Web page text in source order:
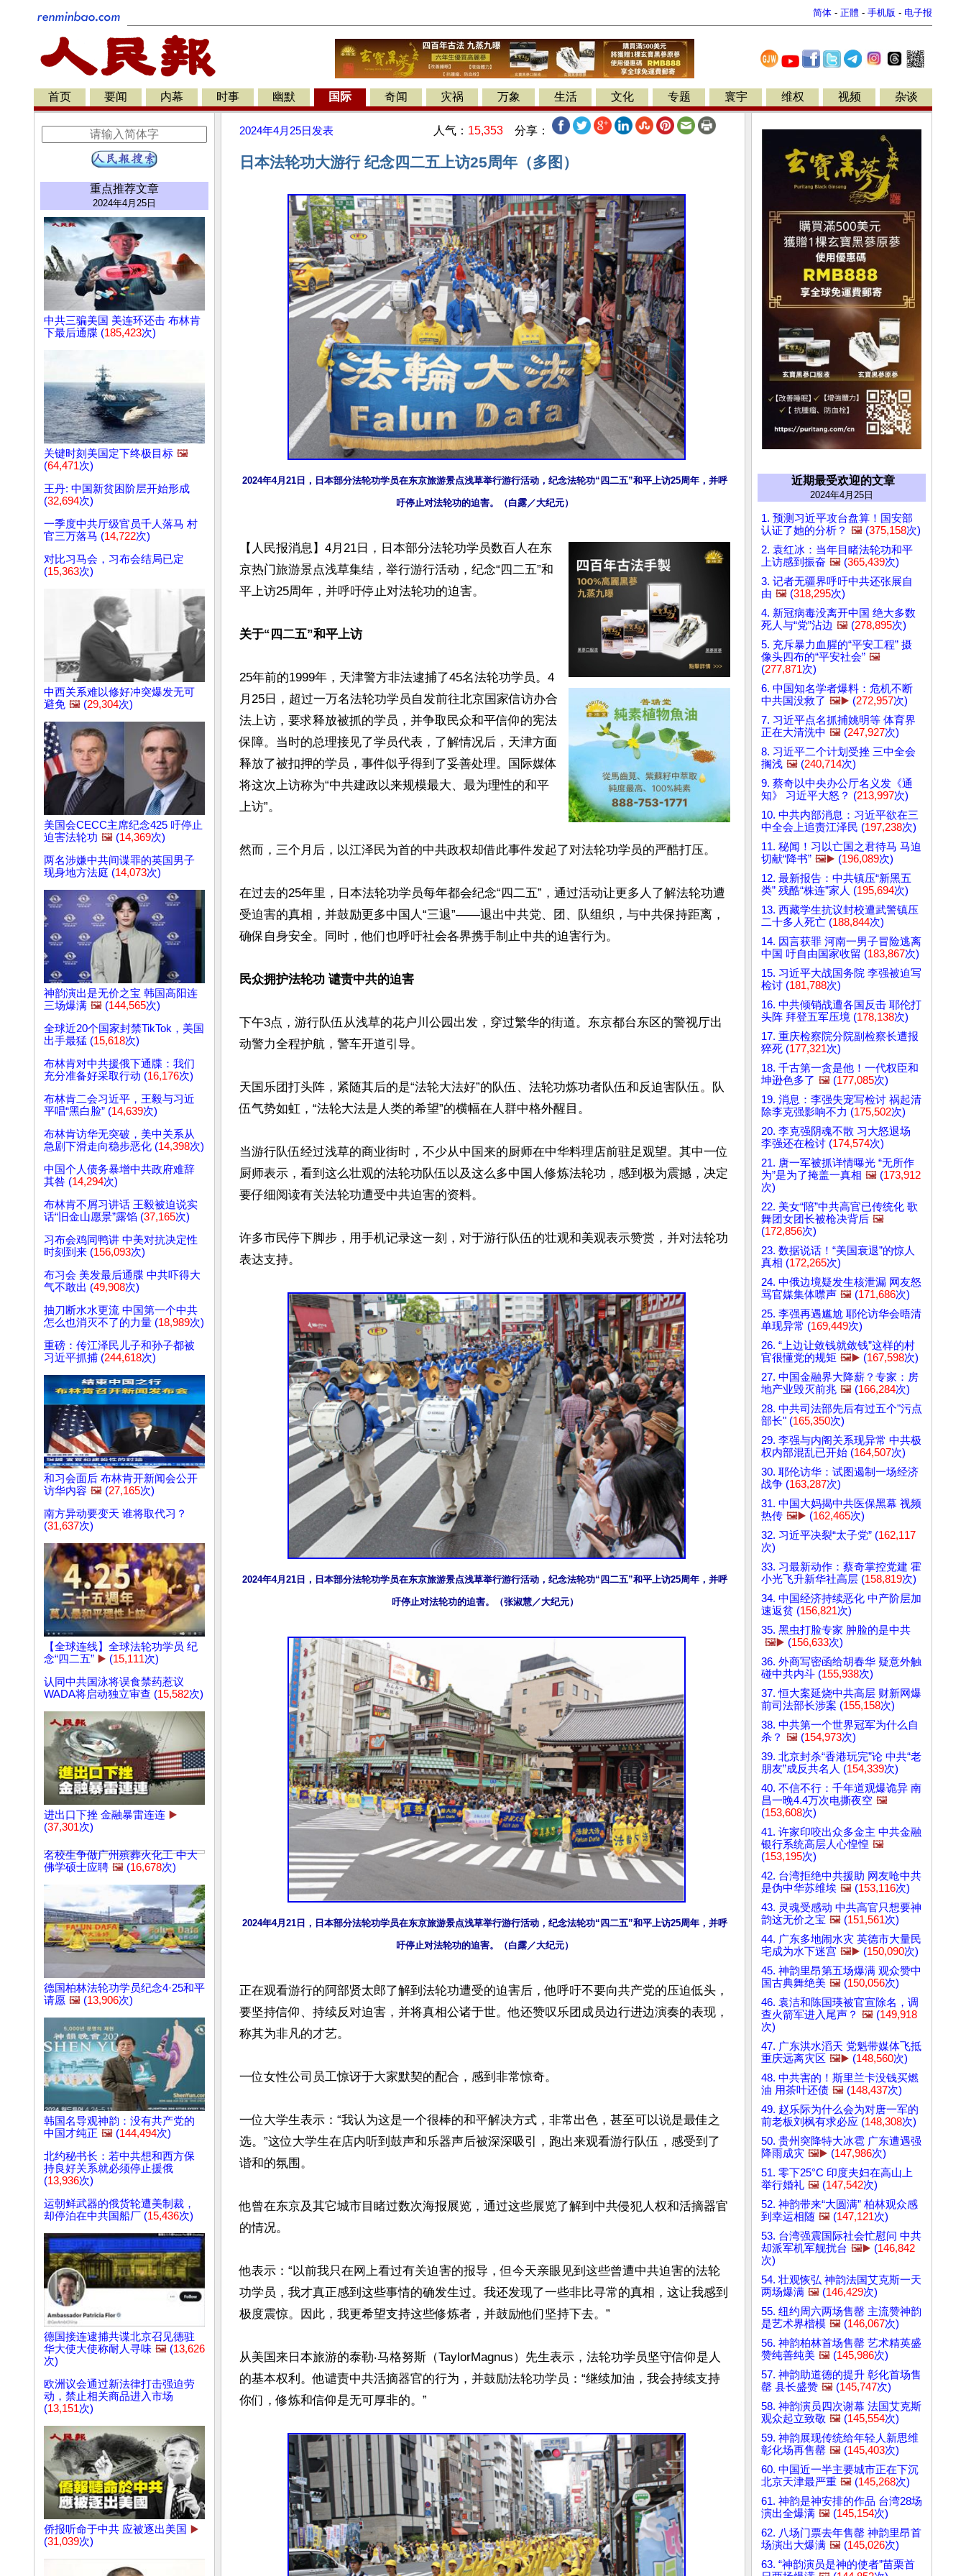
简体 - 正體 - 手机版 - 电子报
首页 要闻 内幕 时事 幽默 国际 奇闻 灾祸 万象 生活 文化 专题 寰宇 维权 视频 杂谈
重点推荐文章
2024年4月25日
中共三骗美国 美连环还击 布林肯
下最后通牒 (185,423次)
关键时刻美国定下终极目标 🖼️
(64,471次)
王丹: 中国新贫困阶层开始形成
(32,694次)
一季度中共厅级官员千人落马 村
官三万落马 (14,722次)
对比习马会，习布会结局已定
(15,363次)
中西关系难以修好冲突爆发无可
避免 🖼️ (29,304次)
美国会CECC主席纪念425 吁停止
迫害法轮功 🖼️ (14,369次)
两名涉嫌中共间谍罪的英国男子
现身地方法庭 (14,073次)
神韵演出是无价之宝 韩国高阳连
三场爆满 🖼️ (144,565次)
全球近20个国家封禁TikTok，美国
出手最猛 (15,618次)
布林肯对中共援俄下通牒：我们
充分准备好采取行动 (16,176次)
布林肯二会习近平，王毅与习近
平唱“黑白脸” (14,639次)
布林肯访华无突破，美中关系从
急剧下滑走向稳步恶化 (14,398次)
中国个人债务暴增中共政府难辞
其咎 (14,294次)
布林肯不屑习讲话 王毅被迫说实
话“旧金山愿景”露馅 (37,165次)
习布会鸡同鸭讲 中美对抗决定性
时刻到来 (156,093次)
布习会 美发最后通牒 中共吓得大
气不敢出 (49,908次)
抽刀断水水更流 中国第一个中共
怎么也消灭不了的力量 (18,989次)
重磅：传江泽民儿子和孙子都被
习近平抓捕 (244,618次)
和习会面后 布林肯开新闻会公开
访华内容 🖼️ (27,165次)
南方异动要变天 谁将取代习？
(31,637次)
【全球连线】全球法轮功学员 纪
念“四二五” ▶️ (15,111次)
认同中共国泳将误食禁药惹议
WADA将启动独立审查 (15,582次)
进出口下挫 金融暴雷连连 ▶️
(37,301次)
名校生争做广州殡葬火化工 中大
佛学硕士应聘 🖼️ (16,678次)
德国柏林法轮功学员纪念4·25和平
请愿 🖼️ (13,906次)
韩国名导观神韵：没有共产党的
中国才纯正 🖼️ (144,494次)
北约秘书长：若中共想和西方保
持良好关系就必须停止援俄
(13,936次)
运朝鲜武器的俄货轮遭美制裁，
却停泊在中共国船厂 (15,436次)
德国接连逮捕共谍北京召见德驻
华大使大使称耐人寻味 🖼️ (13,626
次)
欧洲议会通过新法律打击强迫劳
动，禁止相关商品进入市场
(13,151次)
侨报听命于中共 应被逐出美国 ▶️
(31,039次)
2024年4月25日 发表 人气： 15,353 分享：
日本法轮功大游行 纪念四二五上访25周年（多图）
2024年4月21日，日本部分法轮功学员在东京旅游景点浅草举行游行活动，纪念法轮功“四二五”和平上访25周年，并呼
吁停止对法轮功的迫害。（白露／大纪元）
【人民报消息】4月21日，日本部分法轮功学员数百人在东
京热门旅游景点浅草集结，举行游行活动，纪念“四二五”和
平上访25周年，并呼吁停止对法轮功的迫害。
关于“四二五”和平上访
25年前的1999年，天津警方非法逮捕了45名法轮功学员。4
月25日，超过一万名法轮功学员自发前往北京国家信访办合
法上访，要求释放被抓的学员，并争取民众和平信仰的宪法
保障。当时的总理接见了学员代表，了解情况后，天津方面
释放了被扣押的学员，事件似乎得到了妥善处理。国际媒体
将这次上访称为“中共建政以来规模最大、最为理性的和平
上访”。
然而，三个月后，以江泽民为首的中共政权却借此事件发起了对法轮功学员的严酷打压。
在过去的25年里，日本法轮功学员每年都会纪念“四二五”，通过活动让更多人了解法轮功遭
受迫害的真相，并鼓励更多中国人“三退”——退出中共党、团、队组织，与中共保持距离，
确保自身安全。同时，他们也呼吁社会各界携手制止中共的迫害行为。
民众拥护法轮功 谴责中共的迫害
下午3点，游行队伍从浅草的花户川公园出发，穿过繁华的街道。东京都台东区的警视厅出
动警力全程护航，警车开道引导。
天国乐团打头阵，紧随其后的是“法轮大法好”的队伍、法轮功炼功者队伍和反迫害队伍。队
伍气势如虹，“法轮大法是人类的希望”的横幅在人群中格外醒目。
当游行队伍经过浅草的商业街时，不少从中国来的厨师在中华料理店前驻足观望。其中一位
厨师表示，看到这么壮观的法轮功队伍以及这么多中国人修炼法轮功，感到极为震撼，决定
要仔细阅读有关法轮功遭受中共迫害的资料。
许多市民停下脚步，用手机记录这一刻，对于游行队伍的壮观和美观表示赞赏，并对法轮功
表达支持。
2024年4月21日，日本部分法轮功学员在东京旅游景点浅草举行游行活动，纪念法轮功“四二五”和平上访25周年，并呼
吁停止对法轮功的迫害。（张淑慧／大纪元）
2024年4月21日，日本部分法轮功学员在东京旅游景点浅草举行游行活动，纪念法轮功“四二五”和平上访25周年，并呼
吁停止对法轮功的迫害。（白露／大纪元）
正在观看游行的阿部贤太郎了解到法轮功遭受的迫害后，他呼吁不要向共产党的压迫低头，
要坚持信仰、持续反对迫害，并将真相公诸于世。他还赞叹乐团成员边行进边演奏的表现，
称其为非凡的才艺。
一位女性公司员工惊讶于大家默契的配合，感到非常惊奇。
一位大学生表示：“我认为这是一个很棒的和平解决方式，非常出色，甚至可以说是最佳之
选。”这位大学生在店内听到鼓声和乐器声后被深深吸引，跑出来观看游行队伍，感受到了
谐和的氛围。
他曾在东京及其它城市目睹过数次海报展览，通过这些展览了解到中共侵犯人权和活摘器官
的情况。
他表示：“以前我只在网上看过有关迫害的报导，但今天亲眼见到这些曾遭中共迫害的法轮
功学员，我才真正感到这些事情的确发生过。我还发现了一些非比寻常的真相，这让我感到
极度震惊。因此，我更希望支持这些修炼者，并鼓励他们坚持下去。”
从美国来日本旅游的泰勒‧马格努斯（TaylorMagnus）先生表示，法轮功学员坚守信仰是人
的基本权利。他谴责中共活摘器官的行为，并鼓励法轮功学员：“继续加油，我会持续支持
你们，修炼和信仰是无可厚非的。”
近期最受欢迎的文章
2024年4月25日
1. 预测习近平攻台盘算！国安部
认证了她的分析？ 🖼️ (375,158次)
2. 袁红冰：当年目睹法轮功和平
上访感到振奋 🖼️ (365,439次)
3. 记者无疆界呼吁中共还张展自
由 🖼️ (318,295次)
4. 新冠病毒没离开中国 绝大多数
死人与“党”沾边 🖼️ (278,895次)
5. 充斥暴力血腥的“平安工程” 摄
像头四布的“平安社会” 🖼️
(277,871次)
6. 中国知名学者爆料：危机不断
中共国没救了 🖼️▶️ (272,957次)
7. 习近平点名抓捕姚明等 体育界
正在大清洗中 🖼️ (247,927次)
8. 习近平二个计划受挫 三中全会
搁浅 🖼️ (240,714次)
9. 蔡奇以中央办公厅名义发《通
知》 习近平大怒？ (213,997次)
10. 中共内部消息：习近平欲在三
中全会上追责江泽民 (197,238次)
11. 秘闻！习以亡国之君待马 马迫
切献“降书” 🖼️▶️ (196,089次)
12. 最新报告：中共镇压“新黑五
类” 残酷“株连”家人 (195,694次)
13. 西藏学生抗议封校遭武警镇压
二十多人死亡 (188,844次)
14. 因言获罪 河南一男子冒险逃离
中国 吁自由国家收留 (183,867次)
15. 习近平大战国务院 李强被迫写
检讨 (181,788次)
16. 中共倾销战遭各国反击 耶伦打
头阵 拜登五军压境 (178,138次)
17. 重庆检察院分院副检察长遭报
猝死 (177,321次)
18. 千古第一贪是他！一代权臣和
坤逊色多了 🖼️ (177,085次)
19. 消息：李强失宠写检讨 祸起清
除李克强影响不力 (175,502次)
20. 李克强阴魂不散 习大怒退场
李强还在检讨 (174,574次)
21. 唐一军被抓详情曝光 “无所作
为”是为了掩盖一真相 🖼️ (173,912
次)
22. 美女“陪”中共高官已传统化 歌
舞团女团长被枪决背后 🖼️
(172,856次)
23. 数据说话！“美国衰退”的惊人
真相 (172,265次)
24. 中俄边境疑发生核泄漏 网友怒
骂官媒集体噤声 🖼️ (171,686次)
25. 李强再遇尴尬 耶伦访华会晤清
单现异常 (169,449次)
26. “上边让敛钱就敛钱”这样的村
官很懂党的规矩 🖼️▶️ (167,598次)
27. 中国金融界大降薪？专家：房
地产业毁灭前兆 🖼️ (166,284次)
28. 中共司法部先后有过五个"污点
部长" (165,350次)
29. 李强与内阁关系现异常 中共极
权内部混乱已开始 (164,507次)
30. 耶伦访华：试图遏制一场经济
战争 (163,287次)
31. 中国大妈揭中共医保黑幕 视频
热传 🖼️▶️ (162,465次)
32. 习近平决裂“太子党” (162,117
次)
33. 习最新动作：蔡奇掌控党建 霍
小光飞升新华社高层 (158,819次)
34. 中国经济持续恶化 中产阶层加
速返贫 (156,821次)
35. 黑虫打脸专家 肿脸的是中共
🖼️▶️ (156,633次)
36. 外商写密函给胡春华 疑意外触
碰中共内斗 (155,938次)
37. 恒大案延烧中共高层 财新网爆
前司法部长涉案 (155,158次)
38. 中共第一个世界冠军为什么自
杀？ 🖼️ (154,973次)
39. 北京封杀“香港玩完”论 中共“老
朋友”成反共名人 (154,339次)
40. 不信不行：千年道观爆诡异 南
昌一晚4.4万次电撕夜空 🖼️
(153,608次)
41. 许家印咬出众多金主 中共金融
银行系统高层人心惶惶 🖼️
(153,195次)
42. 台湾拒绝中共援助 网友呛中共
是伪中华苏维埃 🖼️ (153,116次)
43. 灵魂受感动 中共高官只想要神
韵这无价之宝 🖼️ (151,561次)
44. 广东多地闹水灾 英德市大量民
宅成为水下迷宫 🖼️▶️ (150,090次)
45. 神韵里昂第五场爆满 观众赞中
国古典舞绝美 🖼️ (150,056次)
46. 袁洁和陈国瑛被官宣除名，调
查火箭军进入尾声？ 🖼️ (149,918
次)
47. 广东洪水滔天 党魁带媒体飞抵
重庆远离灾区 🖼️▶️ (148,560次)
48. 中共害的！斯里兰卡没钱买燃
油 用茶叶还债 🖼️ (148,437次)
49. 赵乐际为什么会为对唐一军的
前老板刘枫有求必应 (148,308次)
50. 贵州突降特大冰雹 广东遭遇强
降雨成灾 🖼️▶️ (147,986次)
51. 零下25°C 印度夫妇在高山上
举行婚礼 🖼️ (147,542次)
52. 神韵带来“大圆满” 柏林观众感
到幸运相随 🖼️ (147,121次)
53. 台湾强震国际社会忙慰问 中共
却派军机军舰扰台 🖼️▶️ (146,842
次)
54. 壮观恢弘 神韵法国艾克斯一天
两场爆满 🖼️ (146,429次)
55. 纽约周六两场售罄 主流赞神韵
是艺术界楷模 🖼️ (146,067次)
56. 神韵柏林首场售罄 艺术精英盛
赞纯善纯美 🖼️ (145,986次)
57. 神韵助道德的提升 彰化首场售
罄 县长盛赞 🖼️ (145,747次)
58. 神韵演员四次谢幕 法国艾克斯
观众起立致敬 🖼️ (145,554次)
59. 神韵展现传统给年轻人新思维
彰化场再售罄 🖼️ (145,403次)
60. 中国近一半主要城市正在下沉
北京天津最严重 🖼️ (145,268次)
61. 神韵是神安排的作品 台湾28场
演出全爆满 🖼️ (145,154次)
62. 八场门票去年售罄 神韵里昂首
场演出大爆满 🖼️ (145,026次)
63. “神韵演员是神的使者”苗栗首